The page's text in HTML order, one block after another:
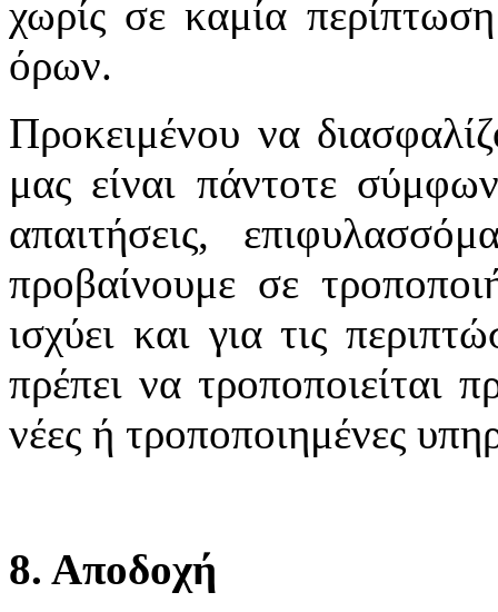
χωρίς σε καμία
όρων.
Προκειμένου να
μας είναι πάντοτε
απαιτήσεις,
προβαίνουμε σε
ισχύει και για τις
πρέπει να τροποποιείται
νέες ή τροποποιημένες
8. Αποδοχή